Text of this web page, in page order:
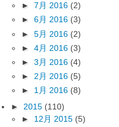
► 7月 2016 (2)
► 6月 2016 (3)
► 5月 2016 (2)
► 4月 2016 (3)
► 3月 2016 (4)
► 2月 2016 (5)
► 1月 2016 (8)
► 2015 (110)
► 12月 2015 (5)